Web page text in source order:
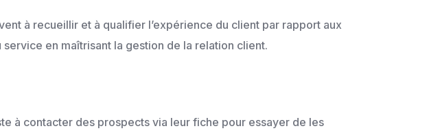
à recueillir et à qualifier l’expérience du client par rapport aux
en maîtrisant la gestion de la relation client.
à contacter des prospects via leur fiche pour essayer de les